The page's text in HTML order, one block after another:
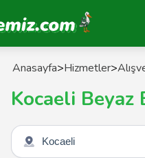
Anasayfa>Hizmetler>
Kocaeli Beyaz
Şehir seçin